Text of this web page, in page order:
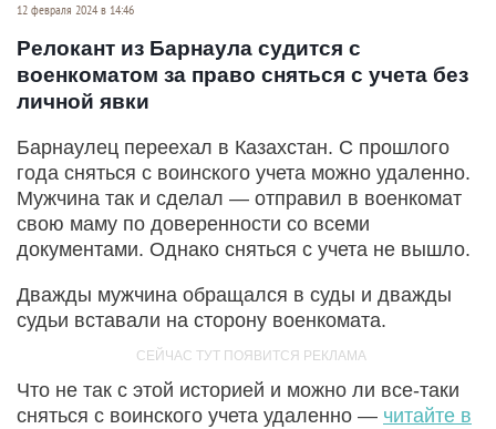
12 февраля 2024 в 14:46
Релокант из Барнаула судится с
военкоматом за право сняться с учета без
личной явки
Барнаулец переехал в Казахстан. С прошлого
года сняться с воинского учета можно удаленно.
Мужчина так и сделал — отправил в военкомат
свою маму по доверенности со всеми
документами. Однако сняться с учета не вышло.
Дважды мужчина обращался в суды и дважды
судьи вставали на сторону военкомата.
Что не так с этой историей и можно ли все-таки
сняться с воинского учета удаленно — читайте в